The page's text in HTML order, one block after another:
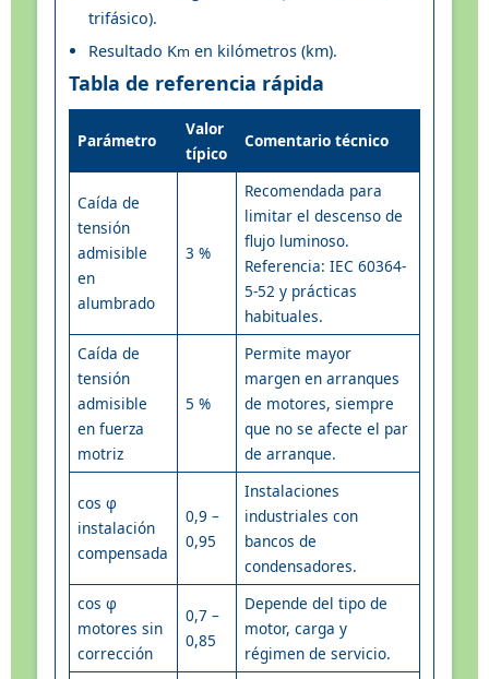
trifásico).
Resultado Km en kilómetros (km).
Tabla de referencia rápida
Parámetro
Valor
típico
Comentario técnico
Caída de
tensión
admisible
en
alumbrado
3 %
Recomendada para
limitar el descenso de
flujo luminoso.
Referencia: IEC 60364-
5-52 y prácticas
habituales.
Caída de
tensión
admisible
en fuerza
motriz
5 %
Permite mayor
margen en arranques
de motores, siempre
que no se afecte el par
de arranque.
cos φ
instalación
compensada
0,9 –
0,95
Instalaciones
industriales con
bancos de
condensadores.
cos φ
motores sin
corrección
0,7 –
0,85
Depende del tipo de
motor, carga y
régimen de servicio.